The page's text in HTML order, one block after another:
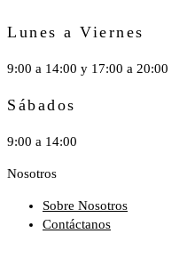
Lunes a Viernes
9:00 a 14:00 y 17:00 a 20:00
Sábados
9:00 a 14:00
Nosotros
Sobre Nosotros
Contáctanos